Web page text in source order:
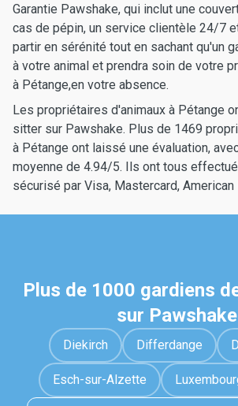
Garantie Pawshake, qui inclut une
cas de pépin, un service clientèle 24/7
partir en sérénité tout en sachant qu'un
à votre animal et prendra soin de votre
à Pétange,en votre absence.
Les propriétaires d'animaux à Pétange
sitter sur Pawshake. Plus de 1469
à Pétange ont laissé une évaluation,
moyenne de 4.94/5. Ils ont tous
sécurisé par Visa, Mastercard, American
Plus de 1000 gardiens
sur Pawshake
Diekirch Differdange
Esch-sur-Alzette